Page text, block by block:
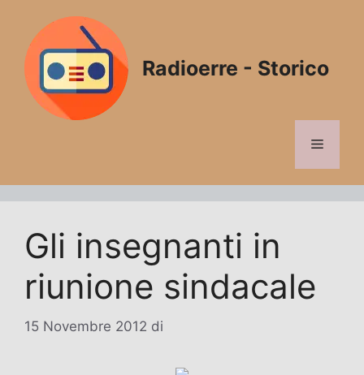
contenuto
Radioerre - Storico
Menu
Gli insegnanti in
riunione sindacale
15 Novembre 2012 di